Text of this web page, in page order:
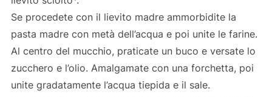
Se procedete con il lievito madre ammorbidite la
pasta madre con metà dell’acqua e poi unite le farine.
Al centro del mucchio, praticate un buco e versate lo
zucchero e l’olio. Amalgamate con una forchetta, poi
unite gradatamente l’acqua tiepida e il sale.